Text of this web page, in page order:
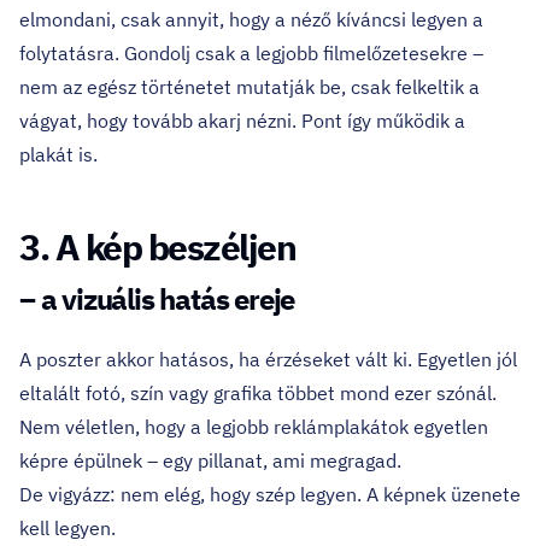
elmondani, csak annyit, hogy a néző kíváncsi legyen a
folytatásra. Gondolj csak a legjobb filmelőzetesekre –
nem az egész történetet mutatják be, csak felkeltik a
vágyat, hogy tovább akarj nézni. Pont így működik a
plakát is.
3. A kép beszéljen
– a vizuális hatás ereje
A poszter akkor hatásos, ha érzéseket vált ki. Egyetlen jól
eltalált fotó, szín vagy grafika többet mond ezer szónál.
Nem véletlen, hogy a legjobb reklámplakátok egyetlen
képre épülnek – egy pillanat, ami megragad.
De vigyázz: nem elég, hogy szép legyen. A képnek üzenete
kell legyen.